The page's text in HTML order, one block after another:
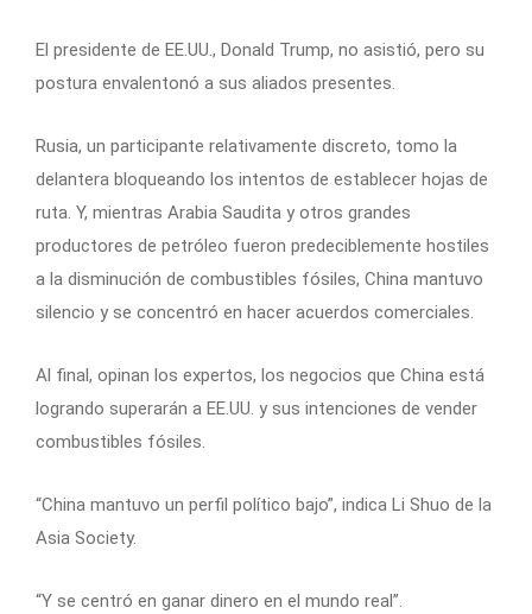
El presidente de EE.UU., Donald Trump, no asistió, pero su
postura envalentonó a sus aliados presentes.
Rusia, un participante relativamente discreto, tomo la
delantera bloqueando los intentos de establecer hojas de
ruta. Y, mientras Arabia Saudita y otros grandes
productores de petróleo fueron predeciblemente hostiles
a la disminución de combustibles fósiles, China mantuvo
silencio y se concentró en hacer acuerdos comerciales.
Al final, opinan los expertos, los negocios que China está
logrando superarán a EE.UU. y sus intenciones de vender
combustibles fósiles.
“China mantuvo un perfil político bajo”, indica Li Shuo de la
Asia Society.
“Y se centró en ganar dinero en el mundo real”.